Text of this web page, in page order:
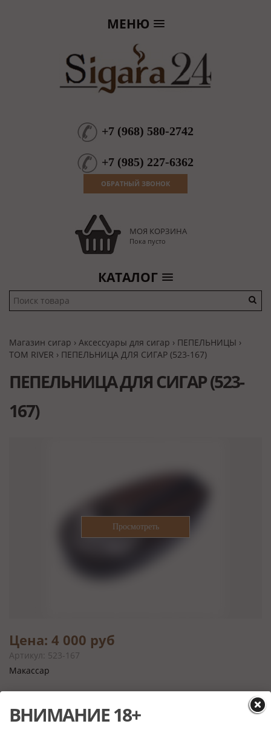
МЕНЮ
+7 (968) 580-2742
+7 (985) 227-6362
ОБРАТНЫЙ ЗВОНОК
МОЯ КОРЗИНА
Пока пусто
КАТАЛОГ
Магазин сигар › Аксессуары для сигар › ПЕПЕЛЬНИЦЫ ›
TOM RIVER › ПЕПЕЛЬНИЦА ДЛЯ СИГАР (523-167)
ПЕПЕЛЬНИЦА ДЛЯ СИГАР (523-
167)
Цена: 4 000 руб
Артикул: 523-167
Макассар
ВНИМАНИЕ 18+